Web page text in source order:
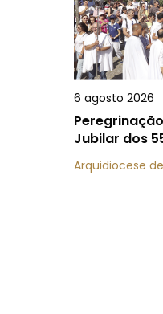
6 agosto 2026
Jubilar dos
Arquidiocese